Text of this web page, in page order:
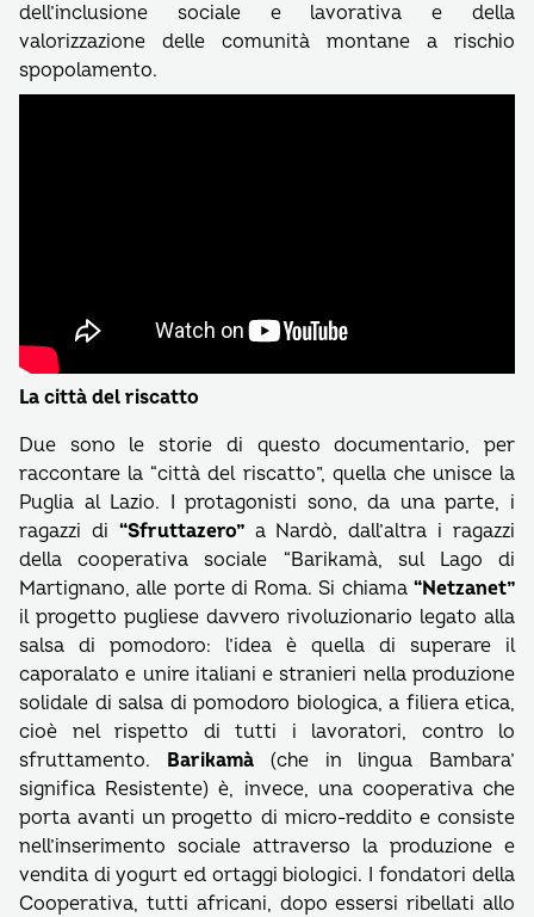
dell’inclusione sociale e lavorativa e della
valorizzazione delle comunità montane a rischio
spopolamento.
La città del riscatto
Due sono le storie di questo documentario, per
raccontare la “città del riscatto”, quella che unisce la
Puglia al Lazio. I protagonisti sono, da una parte, i
ragazzi di “Sfruttazero”a Nardò, dall’altra i ragazzi
della cooperativa sociale “Barikamà, sul Lago di
Martignano, alle porte di Roma. Si chiama “Netzanet”
il progetto pugliese davvero rivoluzionario legato alla
salsa di pomodoro: l’idea è quella di superare il
caporalato e unire italiani e stranieri nella produzione
solidale di salsa di pomodoro biologica, a filiera etica,
cioè nel rispetto di tutti i lavoratori, contro lo
sfruttamento. Barikamà (che in lingua Bambara’
significa Resistente) è, invece, una cooperativa che
porta avanti un progetto di micro-reddito e consiste
nell’inserimento sociale attraverso la produzione e
vendita di yogurt ed ortaggi biologici. I fondatori della
Cooperativa, tutti africani, dopo essersi ribellati allo